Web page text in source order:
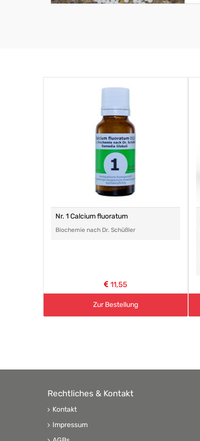
Nr. 1 Calcium fluoratum
Biochemie nach Dr. Schüßler
11,55
Zur Bestellung
Rechtliches & Kontakt
Kontakt
Impressum